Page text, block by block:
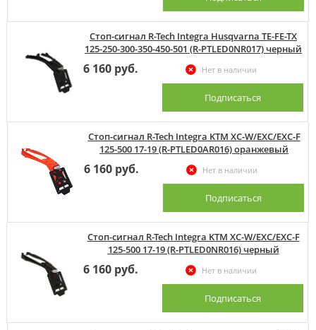
Стоп-сигнал R-Tech Integra Husqvarna TE-FE-TX
125-250-300-350-450-501 (R-PTLED0NR017) черный
6 160 руб. Нет в наличии
Подписаться
Стоп-сигнал R-Tech Integra KTM XC-W/EXC/EXC-F
125-500 17-19 (R-PTLED0AR016) оранжевый
6 160 руб. Нет в наличии
Подписаться
Стоп-сигнал R-Tech Integra KTM XC-W/EXC/EXC-F
125-500 17-19 (R-PTLED0NR016) черный
6 160 руб. Нет в наличии
Подписаться